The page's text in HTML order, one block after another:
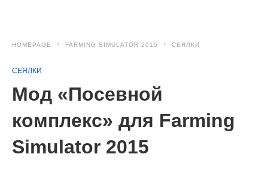
HOMEPAGE FARMING SIMULATOR 2015 СЕЯЛКИ
СЕЯЛКИ
Мод «Посевной
комплекс» для Farming
Simulator 2015